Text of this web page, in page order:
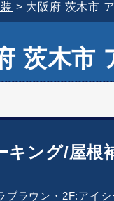
> 大阪府 茨木市
茨木市
キング/屋根
ブラウン・2F:アイシ